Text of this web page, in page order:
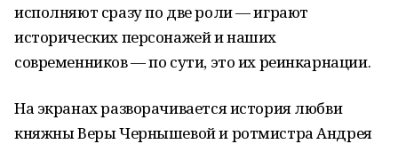
исполняют сразу по две роли — играют
исторических персонажей и наших
современников — по сути, это их реинкарнации.
На экранах разворачивается история любви
княжны Веры Чернышевой и ротмистра Андрея